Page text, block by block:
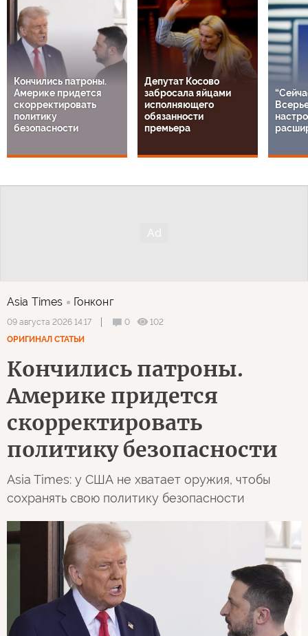
Кончились патроны.
Америке придется
скорректировать
политику
безопасности
Депутат Косово
забросала яйцами
исполняющего
обязанности
премьера
Asia Times Гонконг
09 августа 2026 14:17 0
102
ОРИГИНАЛ СТАТЬИ
Кончились патроны.
Америке придется
скорректировать
политику безопасности
Asia Times: у США не хватает оружия, чтобы
сохранять свою политику безопасности